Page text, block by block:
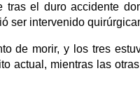
tras el duro accidente
ser intervenido
de morir, y los tres
actual, mientras las